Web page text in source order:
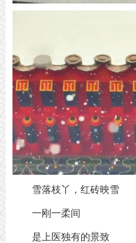
雪落枝丫，红砖映雪
一刚一柔间
是上医独有的景致